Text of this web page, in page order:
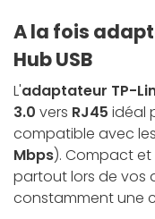
A la fois
Hub USB
L'adaptateur TP-
3.0 vers RJ45 idéal
compatible avec
Mbps). Compact et
partout lors de vos
constamment une